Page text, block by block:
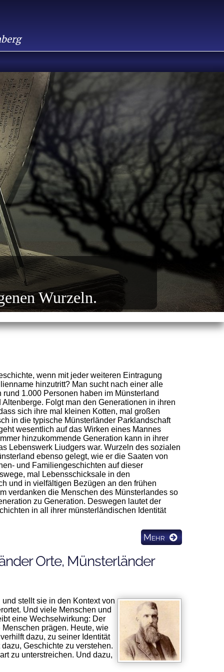
Wurzeln.
wenn mit jeder weiteren Eintragung
hinzutritt? Man sucht nach einer alle
1.000 Personen haben im Münsterland
Folgt man den Generationen in ihren
sich ihre mal kleinen Kotten, mal großen
in die typische Münsterländer Parklandschaft
wesentlich auf das Wirken eines Mannes
hinzukommende Generation kann in ihrer
Lebenswerk Liudgers war. Wurzeln des sozialen
ebenso gelegt, wie er die Saaten von
und Familiengeschichten auf dieser
mal Lebensschicksale in den
und in vielfältigen Bezügen an den frühen
verdanken die Menschen des Münsterlandes so
zu Generation. Deswegen lautet der
in all ihrer münsterländischen Identität
Mehr
Orte, Münsterländer
stellt sie in den Kontext von
Und viele Menschen und
eine Wechselwirkung: Der
prägen. Heute, wie
dazu, zu seiner Identität
Geschichte zu verstehen.
zu unterstreichen. Und dazu,